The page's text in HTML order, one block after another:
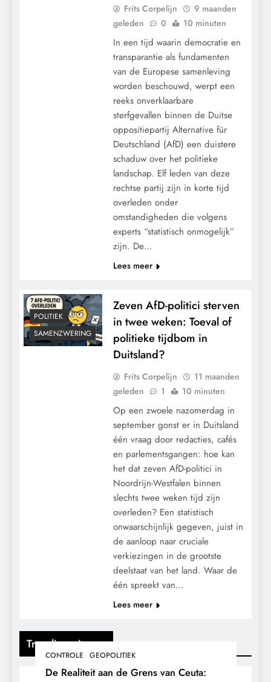
Trending nieuws
CONTROLE GEOPOLITIEK
De Realiteit aan de Grens van Ceuta:
Frits Corpelijn
9 maanden
geleden
0 10 minuten
In een tijd waarin democratie en
transparantie als fundamenten
van de Europese samenleving
worden beschouwd, werpt een
reeks onverklaarbare
sterfgevallen binnen de Duitse
oppositiepartij Alternative für
Deutschland (AfD) een duistere
schaduw over het politieke
landschap. Elf leden van deze
rechtse partij zijn in korte tijd
overleden onder
omstandigheden die volgens
experts “statistisch onmogelijk”
zijn. De…
Lees meer
POLITIEK
SAMENZWERING
Zeven AfD-politici sterven
in twee weken: Toeval of
politieke tijdbom in
Duitsland?
Frits Corpelijn
11 maanden
geleden
1 10 minuten
Op een zwoele nazomerdag in
september gonst er in Duitsland
één vraag door redacties, cafés
en parlementsgangen: hoe kan
het dat zeven AfD-politici in
Noordrijn-Westfalen binnen
slechts twee weken tijd zijn
overleden? Een statistisch
onwaarschijnlijk gegeven, juist in
de aanloop naar cruciale
verkiezingen in de grootste
deelstaat van het land. Waar de
één spreekt van…
Lees meer